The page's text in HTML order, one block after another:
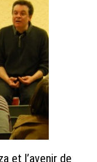
et l’avenir de